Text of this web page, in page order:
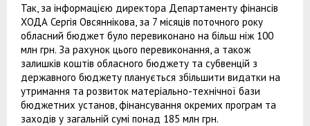
Так, за інформацією директора Департаменту фінансів
ХОДА Сергія Овсяннікова, за 7 місяців поточного року
обласний бюджет було перевиконано на більш ніж 100
млн грн. За рахунок цього перевиконання, а також
залишків коштів обласного бюджету та субвенцій з
державного бюджету планується збільшити видатки на
утримання та розвиток матеріально-технічної бази
бюджетних установ, фінансування окремих програм та
заходів у загальній сумі понад 185 млн грн.